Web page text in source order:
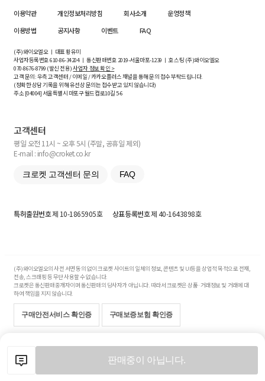
판매중이 아닙니다.
이용약관 개인정보처리방침 회사소개
운영정책
이용방법
공지사항 이벤트 FAQ
(주)와이오엘오 ㅣ 대표 황유미
사업자등록번호610-86-34204ㅣ 통신판매번호 2019-서울마포-1239 ㅣ 호스팅 (주)와이오엘오
070-8676-8799 (발신 전용)사업자 정보 확인 >
고객 문의: 우측 고객센터 / 이메일 / 카카오플러스 채널을 통해 문의 접수 부탁드립니다.
(정확한 상담 기록을 위해 유선상 문의는 접수받고 있지 않습니다)
주소 [04004] 서울특별시 마포구 월드컵로10길5-6
고객센터
평일 오전 11시 ~ 오후 5시 (주말, 공휴일 제외)
E-mail : info@croket.co.kr
크로켓 고객센터 문의 FAQ
특허출원번호제 10-1865905호 상표등록번호제 40-1643898호
(주)와이오엘오의 사전 서면 동의 없이 크로켓 사이트의 일체의 정보, 콘텐츠 및 UI등을 상업적 목적으로 전재,
전송, 스크래핑 등 무단 사용할 수 없습니다.
크로켓은 통신판매중개자이며 통신판매의 당사자가 아닙니다. 따라서 크로켓은 상품·거래정보 및 거래에 대
하여 책임을 지지 않습니다.
구매안전서비스 확인증 구매보증보험 확인증